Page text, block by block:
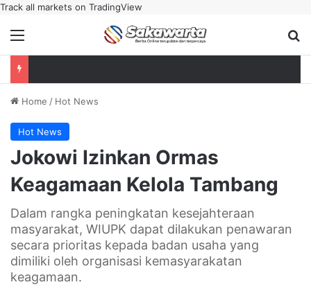
Track all markets on TradingView
Menu
Home / Hot News
Hot News
Jokowi Izinkan Ormas
Keagamaan Kelola Tambang
Dalam rangka peningkatan kesejahteraan
masyarakat, WIUPK dapat dilakukan penawaran
secara prioritas kepada badan usaha yang
dimiliki oleh organisasi kemasyarakatan
keagamaan.